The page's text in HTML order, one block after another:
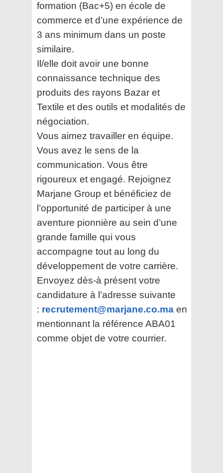
formation (Bac+5) en école de
commerce et d’une expérience de
3 ans minimum dans un poste
similaire.
Il/elle doit avoir une bonne
connaissance technique des
produits des rayons Bazar et
Textile et des outils et modalités de
négociation.
Vous aimez travailler en équipe.
Vous avez le sens de la
communication. Vous être
rigoureux et engagé. Rejoignez
Marjane Group et bénéficiez de
l’opportunité de participer à une
aventure pionnière au sein d’une
grande famille qui vous
accompagne tout au long du
développement de votre carrière.
Envoyez dès-à présent votre
candidature à l’adresse suivante
: recrutement@marjane.co.ma en
mentionnant la référence ABA01
comme objet de votre courrier.